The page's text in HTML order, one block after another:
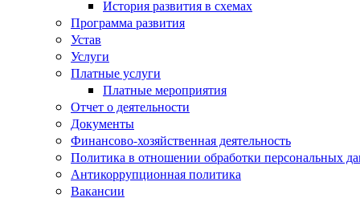
История развития в схемах
Программа развития
Устав
Услуги
Платные услуги
Платные мероприятия
Отчет о деятельности
Документы
Финансово-хозяйственная деятельность
Политика в отношении обработки персональных
Антикоррупционная политика
Вакансии